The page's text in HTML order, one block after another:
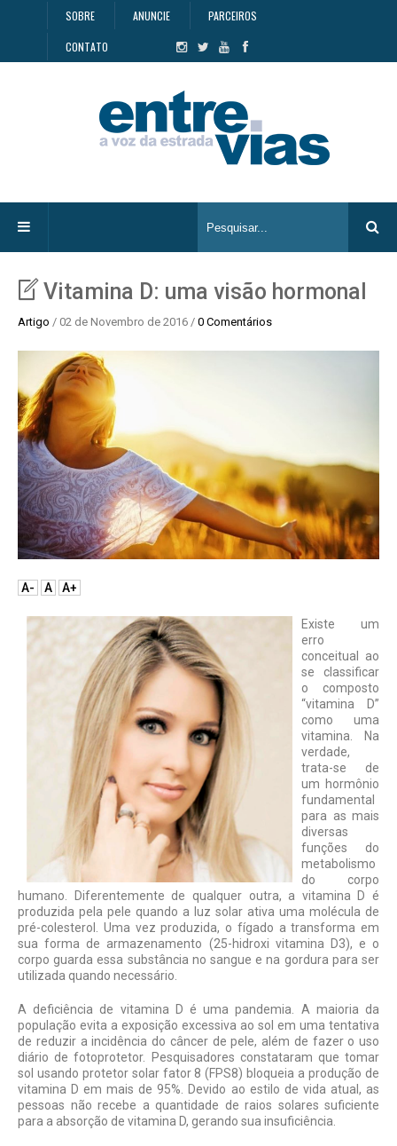
SOBRE ANUNCIE PARCEIROS
CONTATO
Vitamina D: uma visão hormonal
Artigo / 02 de Novembro de 2016 / 0 Comentários
A- A A+
Existe um
erro
conceitual ao
se classificar
o composto
“vitamina D”
como uma
vitamina. Na
verdade,
trata-se de
um hormônio
fundamental
para as mais
diversas
funções do
metabolismo
do corpo
humano. Diferentemente de qualquer outra, a vitamina D é
produzida pela pele quando a luz solar ativa uma molécula de
pré-colesterol. Uma vez produzida, o fígado a transforma em
sua forma de armazenamento (25-hidroxi vitamina D3), e o
corpo guarda essa substância no sangue e na gordura para ser
utilizada quando necessário.
A deficiência de vitamina D é uma pandemia. A maioria da
população evita a exposição excessiva ao sol em uma tentativa
de reduzir a incidência do câncer de pele, além de fazer o uso
diário de fotoprotetor. Pesquisadores constataram que tomar
sol usando protetor solar fator 8 (FPS8) bloqueia a produção de
vitamina D em mais de 95%. Devido ao estilo de vida atual, as
pessoas não recebe a quantidade de raios solares suficiente
para a absorção de vitamina D, gerando sua insuficiência.